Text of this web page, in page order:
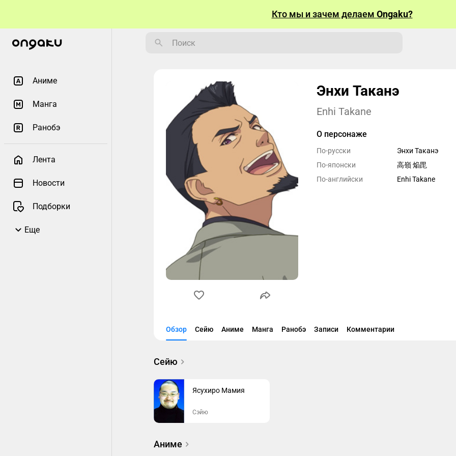
Кто мы и зачем делаем Ongaku?
Аниме
Манга
Ранобэ
Лента
Новости
Подборки
Еще
Энхи Таканэ
Enhi Takane
О персонаже
По-русски
Энхи Таканэ
По-японски
高嶺 焔毘
По-английски
Enhi Takane
Обзор Сейю Аниме Манга Ранобэ Записи Комментарии
Сейю
Ясухиро Мамия
Сэйю
Аниме